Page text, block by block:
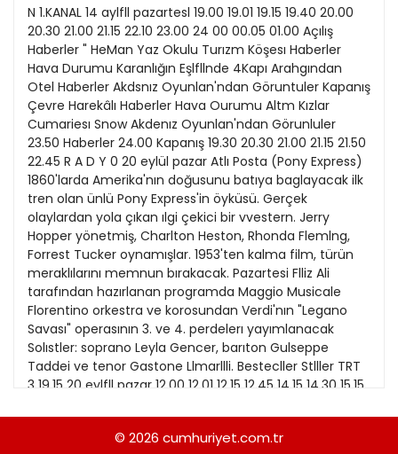
Evleniyoruz
Güney Dogu
Kitap Eki
Özel Ekler
Özel Okullar
Sevgililer Günü
Siyaset Eki
Sürdürülebilir yaşam
Turizm Eki
Yerel Yönetimler
11
12
13
14
15
16
17
18
20
21
22
23
N 1.KANAL 14 aylfll pazartesl 19.00 19.01 19.15 19.40 20.00
20.30 21.00 21.15 22.10 23.00 24 00 00.05 01.00 Açılış
Haberler " HeMan Yaz Okulu Turızm Köşesı Haberler
Hava Durumu Karanlığın Eşlfllnde 4Kapı Arahgından
Otel Haberler Akdsnız Oyunlan'ndan Göruntuler Kapanış
Çevre Harekâlı Haberler Hava Ourumu Altm Kızlar
Cumariesı Snow Akdenız Oyunlan'ndan Görunluler
23.50 Haberler 24.00 Kapanış 19.30 20.30 21.00 21.15 21.50
22.45 R A D Y 0 20 eylül pazar Atlı Posta (Pony Express)
1860'larda Amerika'nın doğusunu batıya baglayacak ilk
tren olan ünlü Pony Express'in öyküsü. Gerçek
olaylardan yola çıkan ılgi çekici bir vvestern. Jerry
Hopper yönetmiş, Charlton Heston, Rhonda Flemlng,
Forrest Tucker oynamışlar. 1953'ten kalma film, türün
meraklılarını memnun bırakacak. Pazartesi Flliz Ali
tarafından hazırlanan programda Maggio Musicale
Florentino orkestra ve korosundan Verdi'nın "Legano
Savası" operasının 3. ve 4. perdelerı yayımlanacak
Solıstler: soprano Leyla Gencer, barıton Gulseppe
Taddei ve tenor Gastone Llmarllli. Bestecller Stlller TRT
3 19.15 20 eylfll pazar 12.00 12.01 12.15 12.45 14.15 14.30 15.15
Terkedılmışler Sohbeı Rekabel Pazar Konserı Tayland'a
Yolculuk Televızyonda Sınema Atlı ' 15 eylül salı 19.00
© 2026 cumhuriyet.com.tr